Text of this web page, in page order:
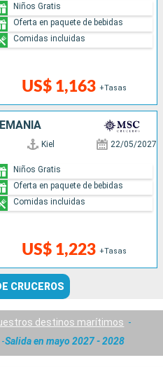
US$ 1,163 +Tasas
Niños Gratis
Oferta en paquete de bebidas
Comidas incluidas
Kiel 22/05/2027
US$ 1,223 +Tasas
Niños Gratis
Oferta en paquete de bebidas
Comidas incluidas
CRUCEROS
destinos marítimos
Salida en mayo 2027 - 2028